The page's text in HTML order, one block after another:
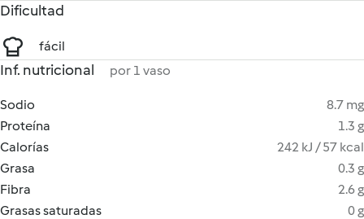
Dificultad
fácil
Inf. nutricional por 1 vaso
Sodio
8.7 mg
Proteína
1.3 g
Calorías
242 kJ / 57 kcal
Grasa
0.3 g
Fibra
2.6 g
Grasas saturadas
0 g